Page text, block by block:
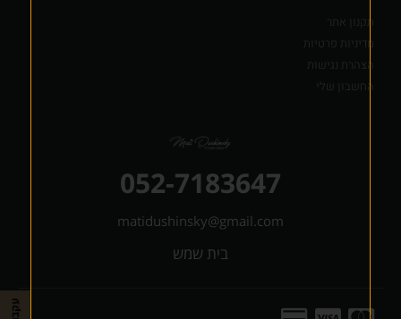
תקנון אתר
מדיניות פרטיות
הצהרת נגישות
החשבון שלי
052-7183647
matidushinsky@gmail.com
בית שמש